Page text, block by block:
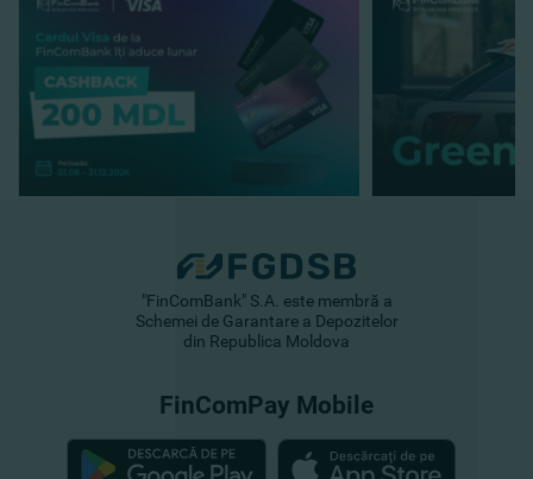
"FinComBank" S.A. este membră a
Schemei de Garantare a Depozitelor
din Republica Moldova
FinComPay Mobile